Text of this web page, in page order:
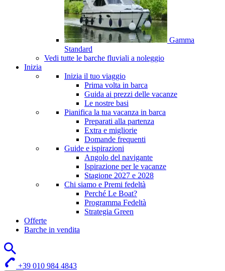
Gamma
Standard
Vedi tutte le barche fluviali a noleggio
Inizia
Inizia il tuo viaggio
Prima volta in barca
Guida ai prezzi delle vacanze
Le nostre basi
Pianifica la tua vacanza in barca
Preparati alla partenza
Extra e migliorie
Domande frequenti
Guide e ispirazioni
Angolo del navigante
Ispirazione per le vacanze
Stagione 2027 e 2028
Chi siamo e Premi fedeltà
Perché Le Boat?
Programma Fedeltà
Strategia Green
Offerte
Barche in vendita
+39 010 984 4843